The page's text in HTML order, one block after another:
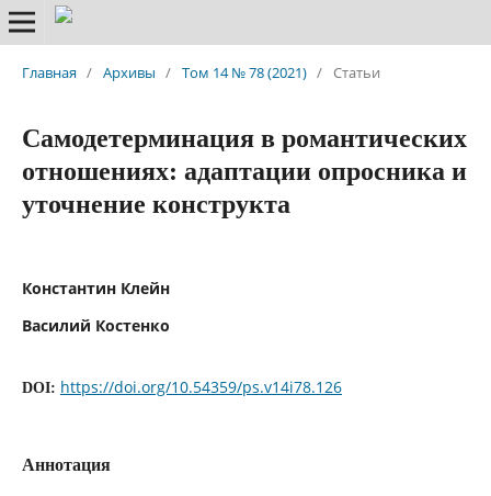
Главная / Архивы / Том 14 № 78 (2021) / Статьи
Самодетерминация в романтических
отношениях: адаптации опросника и
уточнение конструкта
Константин Клейн
Василий Костенко
DOI: https://doi.org/10.54359/ps.v14i78.126
Аннотация